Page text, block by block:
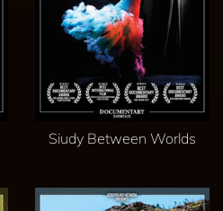
Siudy Between Worlds